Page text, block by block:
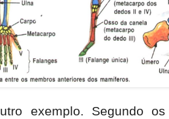
exemplo. Segundo